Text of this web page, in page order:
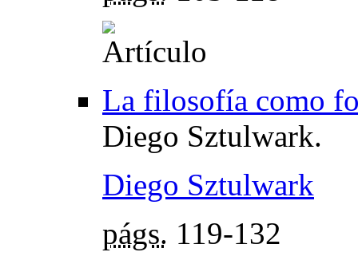
La filosofía como
Diego Sztulwark.
Diego Sztulwark
págs. 119-132